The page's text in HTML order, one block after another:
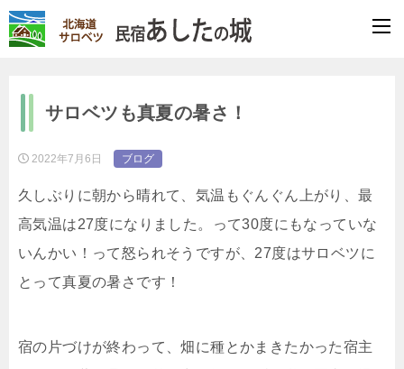
サロベツも真夏の暑さ！
2022年7月6日 ブログ
久しぶりに朝から晴れて、気温もぐんぐん上がり、最
高気温は27度になりました。って30度にもなっていな
いんかい！って怒られそうですが、27度はサロベツに
とって真夏の暑さです！
宿の片づけが終わって、畑に種とかまきたかった宿主